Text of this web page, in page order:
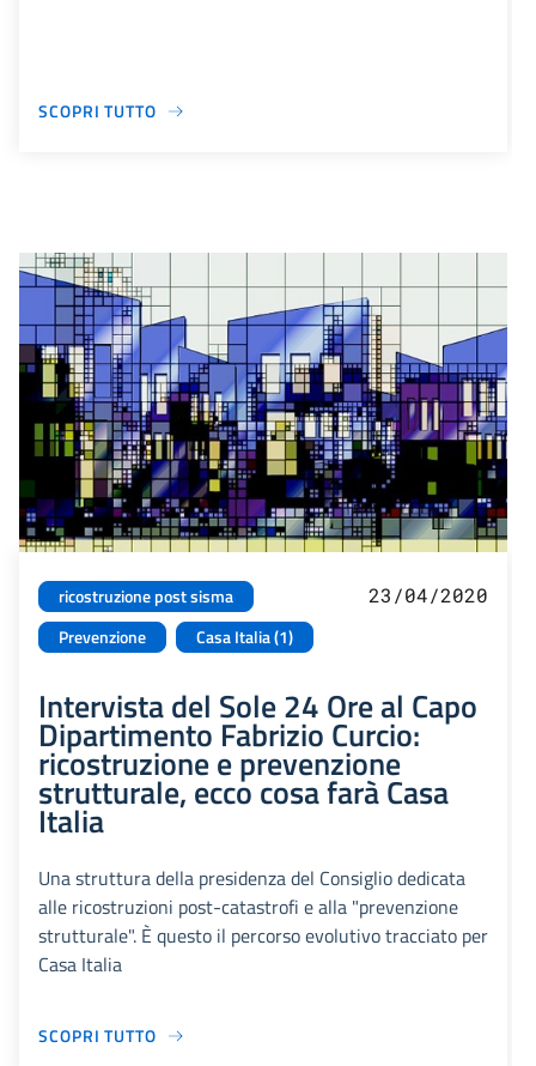
SCOPRI TUTTO
ricostruzione post sisma
Prevenzione
Casa Italia (1)
23/04/2020
Intervista del Sole 24 Ore al Capo
Dipartimento Fabrizio Curcio:
ricostruzione e prevenzione
strutturale, ecco cosa farà Casa
Italia
Una struttura della presidenza del Consiglio dedicata
alle ricostruzioni post-catastrofi e alla "prevenzione
strutturale". È questo il percorso evolutivo tracciato per
Casa Italia
SCOPRI TUTTO